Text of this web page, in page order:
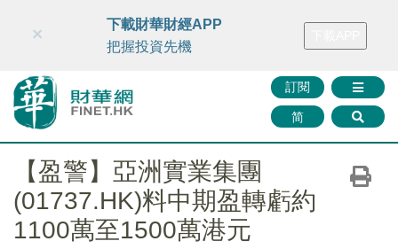
財華智庫網 FINTV FINMETA 財華證券 媒體矩陣
訂閱
简
×
下載財華財經APP
把握投資先機
【盈警】亞洲實業集團
(01737.HK)料中期盈轉虧約
1100萬至1500萬港元